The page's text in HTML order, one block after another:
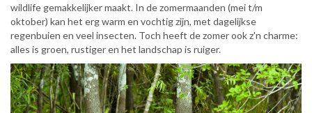
wildlife gemakkelijker maakt. In de zomermaanden (mei t/m
oktober) kan het erg warm en vochtig zijn, met dagelijkse
regenbuien en veel insecten. Toch heeft de zomer ook z'n charme:
alles is groen, rustiger en het landschap is ruiger.